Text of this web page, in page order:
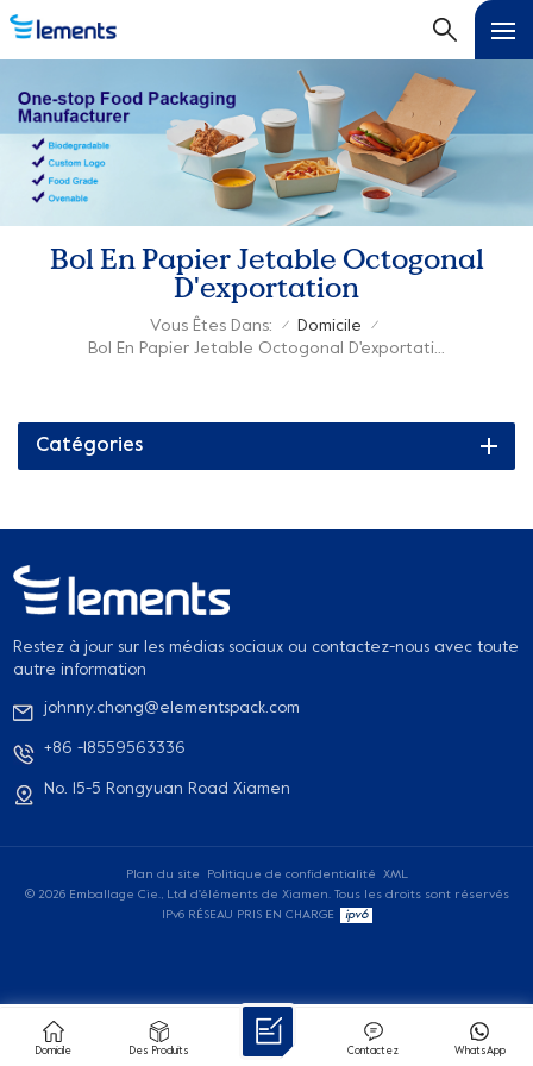
Bol En Papier Jetable Octogonal
D'exportation
Vous Êtes Dans: / Domicile /
Bol En Papier Jetable Octogonal D'exportation
Catégories
Restez à jour sur les médias sociaux ou contactez-nous avec toute
autre information
johnny.chong@elementspack.com
+86 -18559563336
No. 15-5 Rongyuan Road Xiamen
Plan du site Politique de confidentialité
XML
© 2026 Emballage Cie., Ltd d'éléments de Xiamen. Tous les droits sont réservés
IPv6 RÉSEAU PRIS EN CHARGE
Domicile Des Produits WhatsApp
Contactez